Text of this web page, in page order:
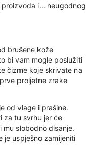
i... neugodnog
brušene kože
bi vam mogle poslužiti
čizme koje skrivate na
proljetne zrake
od vlage i prašine.
za tu svrhu jer će
slobodno disanje.
je uspješno zamijeniti